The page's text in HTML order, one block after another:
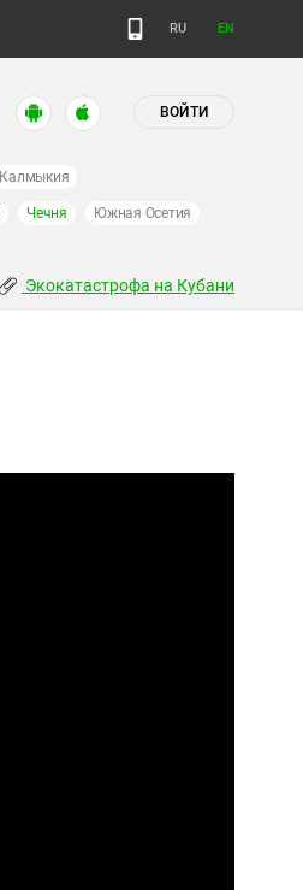
RU EN
ВОЙТИ
Калмыкия
Чечня Южная Осетия
Экокатастрофа на Кубани